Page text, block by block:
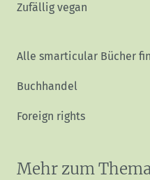
Zufällig vegan
Alle smarticular Bücher
Buchhandel
Foreign rights
Mehr zum